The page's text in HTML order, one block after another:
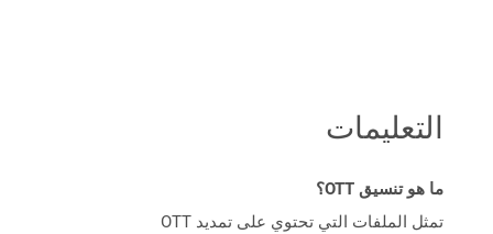
التعليمات
ما هو تنسيق OTT؟
تمثل الملفات التي تحتوي على تمديد OTT